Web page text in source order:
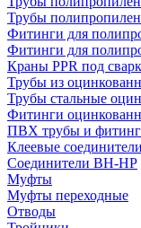
Трубы
Фитинги для
Фитинги для
Краны PPR под
Трубы из
Трубы стальные
Фитинги
ПВХ трубы и
Клеевые соединители
Соединители ВН-НР
Муфты
Муфты переходные
Отводы